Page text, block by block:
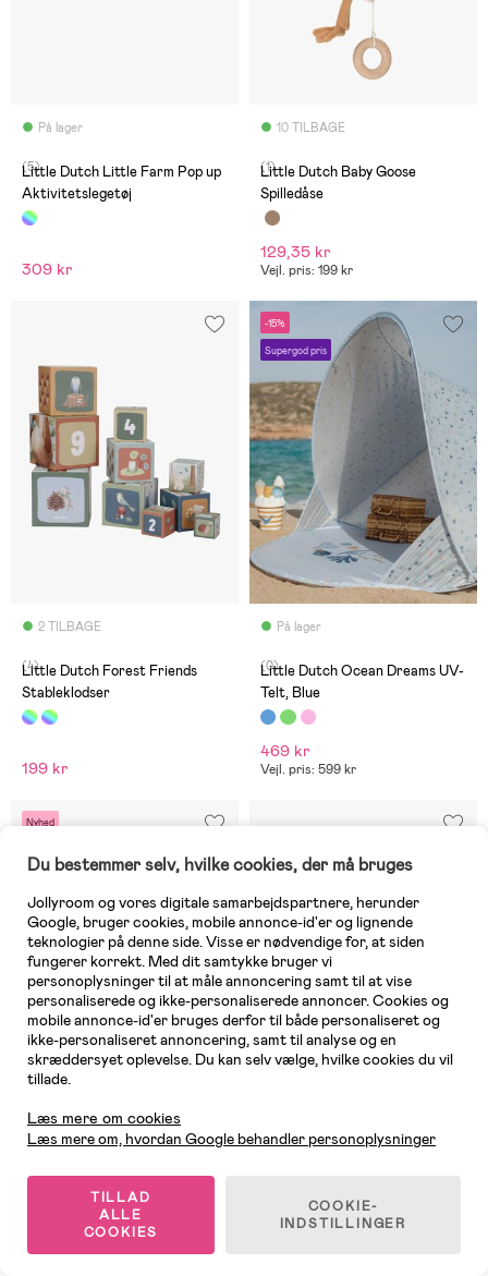
På lager
(5)
Little Dutch Little Farm Pop up
Aktivitetslegetøj
309 kr
10 TILBAGE
(1)
Little Dutch Baby Goose
Spilledåse
129,35 kr
Vejl. pris: 199 kr
2 TILBAGE
(4)
Little Dutch Forest Friends
Stableklodser
199 kr
-15%
Supergod pris
På lager
(0)
Little Dutch Ocean Dreams UV-
Telt, Blue
469 kr
Vejl. pris: 599 kr
Nyhed
På lager
Du bestemmer selv, hvilke cookies, der må bruges
Jollyroom og vores digitale samarbejdspartnere, herunder
Google, bruger cookies, mobile annonce-id'er og lignende
teknologier på denne side. Visse er nødvendige for, at siden
fungerer korrekt. Med dit samtykke bruger vi
personoplysninger til at måle annoncering samt til at vise
personaliserede og ikke-personaliserede annoncer. Cookies og
mobile annonce-id'er bruges derfor til både personaliseret og
ikke-personaliseret annoncering, samt til analyse og en
skræddersyet oplevelse. Du kan selv vælge, hvilke cookies du vil
tillade.
Læs mere om cookies
Læs mere om, hvordan Google behandler personoplysninger
TILLAD
ALLE
COOKIES
COOKIE-
INDSTILLINGER